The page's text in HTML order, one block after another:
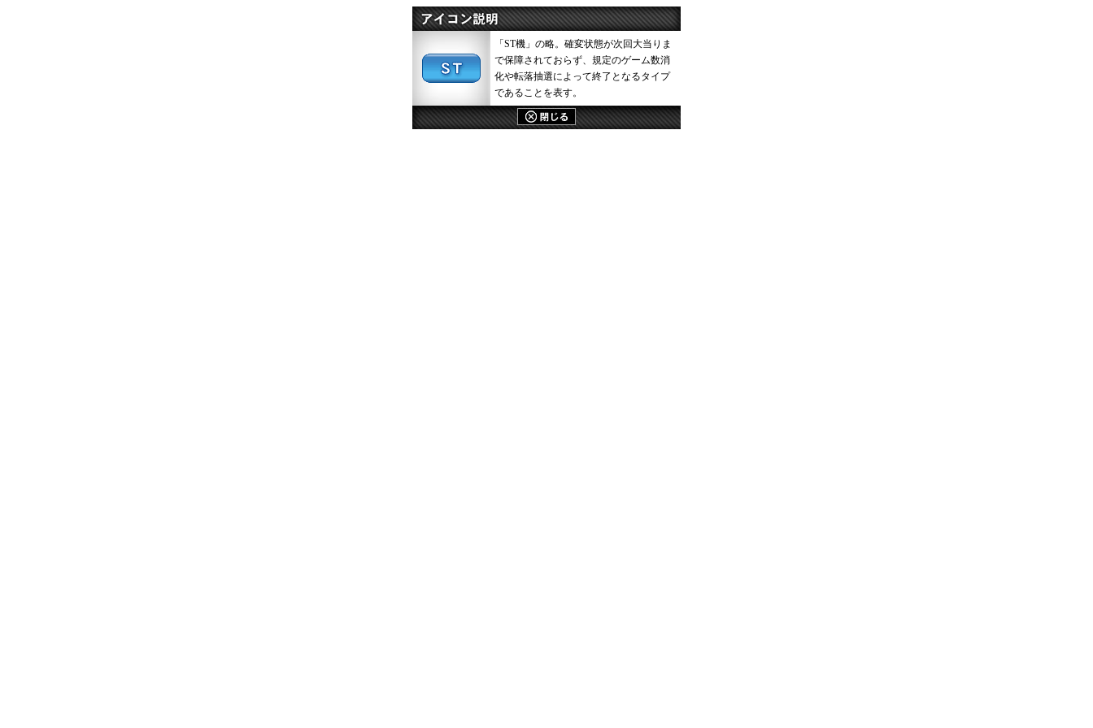
「ST機」の略。確変状態が次回大当りま
で保障されておらず、規定のゲーム数消
化や転落抽選によって終了となるタイプ
であることを表す。